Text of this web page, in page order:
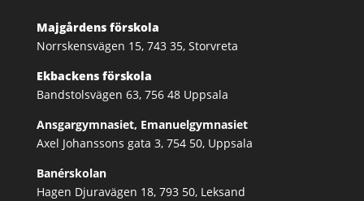
Majgårdens förskola
Norrskensvägen 15, 743 35, Storvreta
Ekbackens förskola
Bandstolsvägen 63, 756 48 Uppsala
Ansgargymnasiet, Emanuelgymnasiet
Axel Johanssons gata 3, 754 50, Uppsala
Banérskolan
Hagen Djuravägen 18, 793 50, Leksand